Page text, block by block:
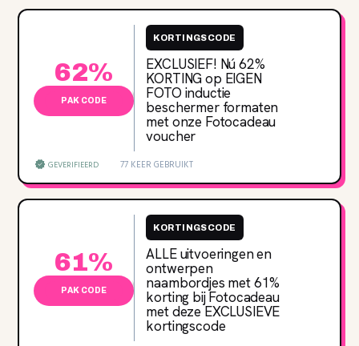
62%
PAK CODE
KORTINGSCODE
EXCLUSIEF! Nú 62‌%
KORTING op EIGEN
FOTO inductie
beschermer formaten
met onze Fotocadeau
voucher
GEVERIFIEERD 77 KEER GEBRUIKT
61%
PAK CODE
KORTINGSCODE
ALLE uitvoeringen en
ontwerpen
naambordjes met 61‌%
korting bij Fotocadeau
met deze EXCLUSIEVE
kortingscode